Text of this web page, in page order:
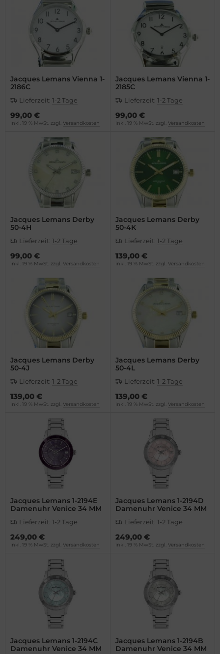
Jacques Lemans Vienna 1-
2186C
Lieferzeit: 1-2 Tage
99,00 €
inkl. 19 % MwSt. zzgl. Versandkosten
Jacques Lemans Vienna 1-
2185C
Lieferzeit: 1-2 Tage
99,00 €
inkl. 19 % MwSt. zzgl. Versandkosten
Jacques Lemans Derby
50-4H
Lieferzeit: 1-2 Tage
99,00 €
inkl. 19 % MwSt. zzgl. Versandkosten
Jacques Lemans Derby
50-4K
Lieferzeit: 1-2 Tage
139,00 €
inkl. 19 % MwSt. zzgl. Versandkosten
Jacques Lemans Derby
50-4J
Lieferzeit: 1-2 Tage
139,00 €
inkl. 19 % MwSt. zzgl. Versandkosten
Jacques Lemans Derby
50-4L
Lieferzeit: 1-2 Tage
139,00 €
inkl. 19 % MwSt. zzgl. Versandkosten
Jacques Lemans 1-2194E
Damenuhr Venice 34 MM
Lieferzeit: 1-2 Tage
249,00 €
inkl. 19 % MwSt. zzgl. Versandkosten
Jacques Lemans 1-2194D
Damenuhr Venice 34 MM
Lieferzeit: 1-2 Tage
249,00 €
inkl. 19 % MwSt. zzgl. Versandkosten
Jacques Lemans 1-2194C
Damenuhr Venice 34 MM
Jacques Lemans 1-2194B
Damenuhr Venice 34 MM
Lemans
LeCoultre
Berlin
Lacroix
Dubuis
Nardin
Lemans
Lacroix